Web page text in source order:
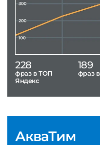
АкваТим
228
фраз в ТОП
Яндекс
189
фраз